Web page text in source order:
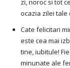
zi, noroc si tot
ocazia zilei tale
Cate felicitari
este cea mai
tine, iubitule!
minunate ale